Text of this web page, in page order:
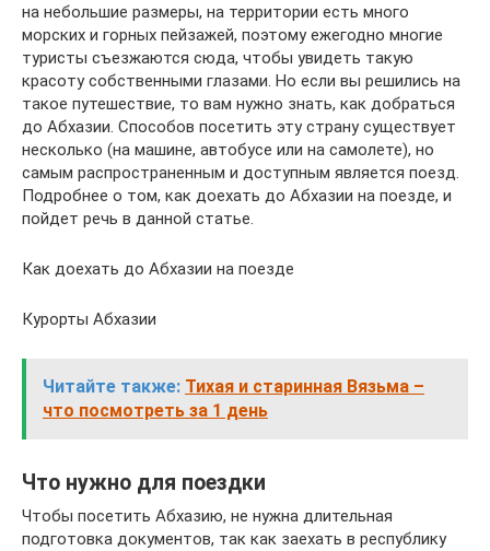
на небольшие размеры, на территории есть много
морских и горных пейзажей, поэтому ежегодно многие
туристы съезжаются сюда, чтобы увидеть такую
красоту собственными глазами. Но если вы решились на
такое путешествие, то вам нужно знать, как добраться
до Абхазии. Способов посетить эту страну существует
несколько (на машине, автобусе или на самолете), но
самым распространенным и доступным является поезд.
Подробнее о том, как доехать до Абхазии на поезде, и
пойдет речь в данной статье.
Как доехать до Абхазии на поезде
Курорты Абхазии
Читайте также: Тихая и старинная Вязьма –
что посмотреть за 1 день
Что нужно для поездки
Чтобы посетить Абхазию, не нужна длительная
подготовка документов, так как заехать в республику